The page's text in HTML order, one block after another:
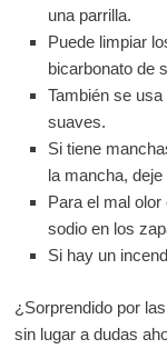
una parrilla.
Puede limpiar
bicarbonato de
También se
suaves.
Si tiene
la mancha,
Para el mal
sodio en los
Si hay un
¿Sorprendido por
sin lugar a dudas